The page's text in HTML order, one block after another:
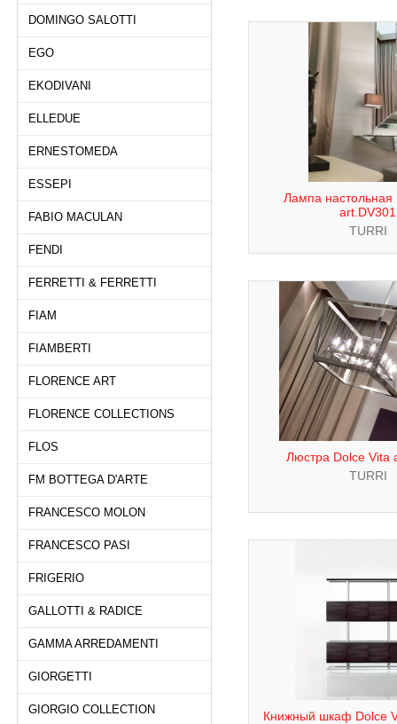
DOMINGO SALOTTI
EGO
EKODIVANI
ELLEDUE
ERNESTOMEDA
ESSEPI
FABIO MACULAN
FENDI
FERRETTI & FERRETTI
FIAM
FIAMBERTI
FLORENCE ART
FLORENCE COLLECTIONS
FLOS
FM BOTTEGA D'ARTE
FRANCESCO MOLON
FRANCESCO PASI
FRIGERIO
GALLOTTI & RADICE
GAMMA ARREDAMENTI
GIORGETTI
GIORGIO COLLECTION
Лампа настольная
art.DV301
TURRI
Люстра Dolce Vita
TURRI
Книжный шкаф Dolce